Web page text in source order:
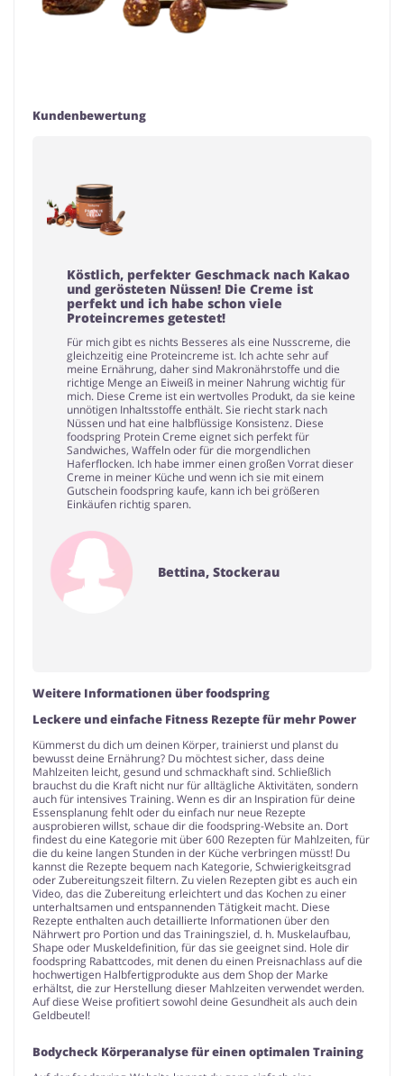
Kundenbewertung
Köstlich, perfekter Geschmack nach Kakao
und gerösteten Nüssen! Die Creme ist
perfekt und ich habe schon viele
Proteincremes getestet!
Für mich gibt es nichts Besseres als eine Nusscreme, die
gleichzeitig eine Proteincreme ist. Ich achte sehr auf
meine Ernährung, daher sind Makronährstoffe und die
richtige Menge an Eiweiß in meiner Nahrung wichtig für
mich. Diese Creme ist ein wertvolles Produkt, da sie keine
unnötigen Inhaltsstoffe enthält. Sie riecht stark nach
Nüssen und hat eine halbflüssige Konsistenz. Diese
foodspring Protein Creme eignet sich perfekt für
Sandwiches, Waffeln oder für die morgendlichen
Haferflocken. Ich habe immer einen großen Vorrat dieser
Creme in meiner Küche und wenn ich sie mit einem
Gutschein foodspring kaufe, kann ich bei größeren
Einkäufen richtig sparen.
Bettina, Stockerau
Weitere Informationen über foodspring
Leckere und einfache Fitness Rezepte für mehr Power
Kümmerst du dich um deinen Körper, trainierst und planst du
bewusst deine Ernährung? Du möchtest sicher, dass deine
Mahlzeiten leicht, gesund und schmackhaft sind. Schließlich
brauchst du die Kraft nicht nur für alltägliche Aktivitäten, sondern
auch für intensives Training. Wenn es dir an Inspiration für deine
Essensplanung fehlt oder du einfach nur neue Rezepte
ausprobieren willst, schaue dir die foodspring-Website an. Dort
findest du eine Kategorie mit über 600 Rezepten für Mahlzeiten, für
die du keine langen Stunden in der Küche verbringen müsst! Du
kannst die Rezepte bequem nach Kategorie, Schwierigkeitsgrad
oder Zubereitungszeit filtern. Zu vielen Rezepten gibt es auch ein
Video, das die Zubereitung erleichtert und das Kochen zu einer
unterhaltsamen und entspannenden Tätigkeit macht. Diese
Rezepte enthalten auch detaillierte Informationen über den
Nährwert pro Portion und das Trainingsziel, d. h. Muskelaufbau,
Shape oder Muskeldefinition, für das sie geeignet sind. Hole dir
foodspring Rabattcodes, mit denen du einen Preisnachlass auf die
hochwertigen Halbfertigprodukte aus dem Shop der Marke
erhältst, die zur Herstellung dieser Mahlzeiten verwendet werden.
Auf diese Weise profitiert sowohl deine Gesundheit als auch dein
Geldbeutel!
Bodycheck Körperanalyse für einen optimalen Training